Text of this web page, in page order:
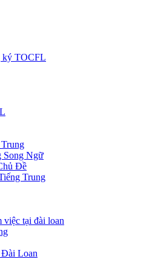
ký TOCFL
Song Ngữ
Đề
Trung
việc tại đài loan
Loan